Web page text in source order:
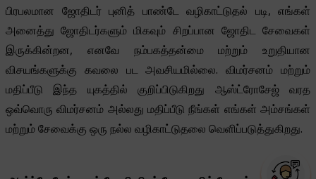
பிரபலமான ஜோதிடர் புனித் பாண்டே வழிகாட்டுதல் படி, எங்கள்
அனைத்து ஜோதிடர்களும் மிகவும் சிறப்பான ஜோதிட சேவைகள்
இருக்கின்றன, எனவே நம்பகத்தன்மை மற்றும் உறுதியான
விசயங்களுக்கு கவலை பட அவசியமில்லை. விமர்சனம் மற்றும்
மதிப்பீடு இந்த யுகத்தில் குறிப்பிடுகிறது ஆஸ்ட்ரோசேஜ் வரத
ஒவ்வொரு விமர்சனம் அல்லது மதிப்பீடு நீங்கள் எங்கள் அம்சங்கள்
மற்றும் சேவைக்கு ஒரு நல்ல வழிகாட்டுதலை வெளிப்படுத்துகிறது.